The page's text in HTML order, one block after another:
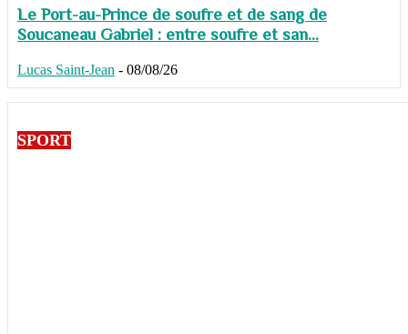
Le Port-au-Prince de soufre et de sang de
Soucaneau Gabriel : entre soufre et san...
Lucas Saint-Jean - 08/08/26
SPORT